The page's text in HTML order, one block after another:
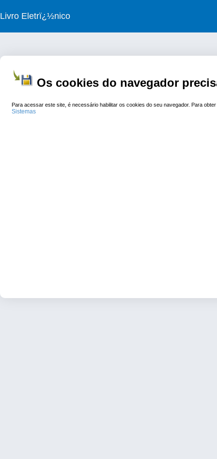
Livro Eletrï¿½nico
Os cookies do navegador
Para acessar este site, é necessário habilitar os cookies do seu navegador. Para
Sistemas